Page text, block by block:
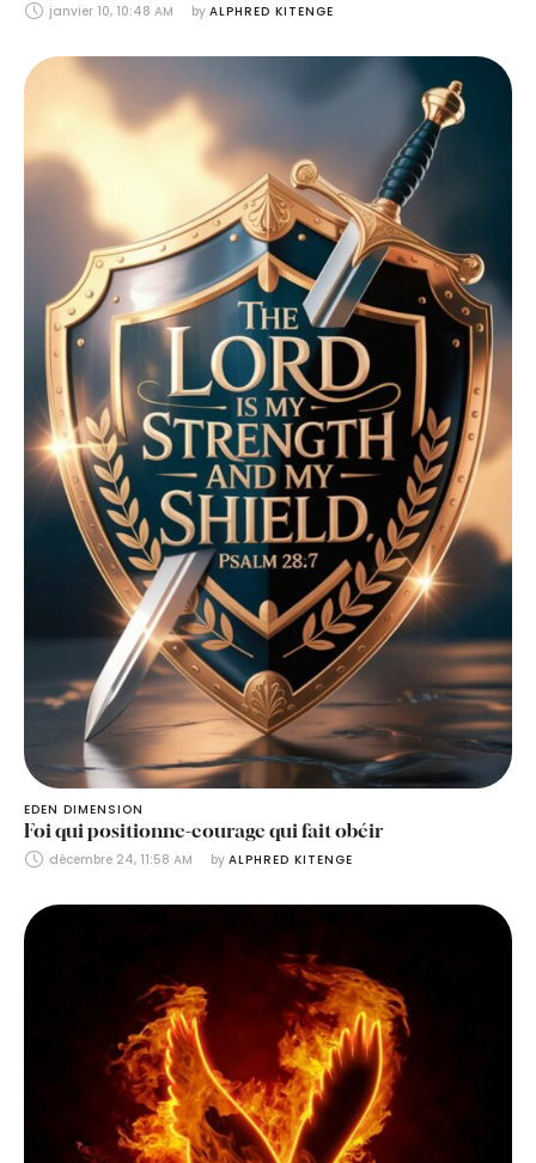
janvier 10, 10:48 AM by ALPHRED KITENGE
EDEN DIMENSION
Foi qui positionne-courage qui fait obéir
décembre 24, 11:58 AM by ALPHRED KITENGE